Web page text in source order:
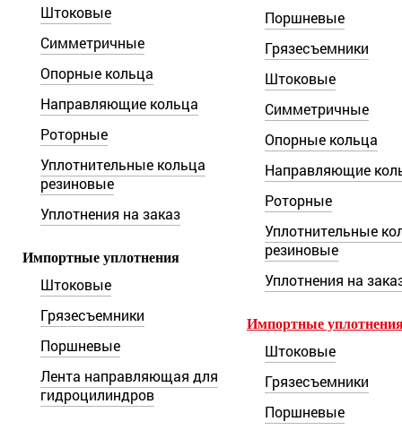
seal-tech@mail.ru
Пн-Пт: 9:00 – 18:00
г. Ростов-на-Дону,
ул. Каширская, 9/53а
Штоковые
Симметричные
Опорные кольца
Направляющие кольца
Роторные
Уплотнительные кольца
резиновые
Уплотнения на заказ
Импортные уплотнения
Штоковые
Грязесъемники
Поршневые
Лента направляющая для
гидроцилиндров
Поршневые
Грязесъемники
Штоковые
Симметричные
Опорные кольца
Направляющие
Роторные
Уплотнительные
резиновые
Уплотнения на
Импортные
Штоковые
Грязесъемники
Поршневые